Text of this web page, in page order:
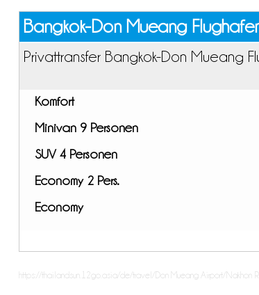
Bangkok-Don Mueang
Privattransfer Bangkok-Don Mueang
Komfort
Minivan 9 Personen
SUV 4 Personen
Economy 2 Pers.
Economy
https://thailandsun.12go.asia/de/travel/Don Mueang Airport/Nakhon